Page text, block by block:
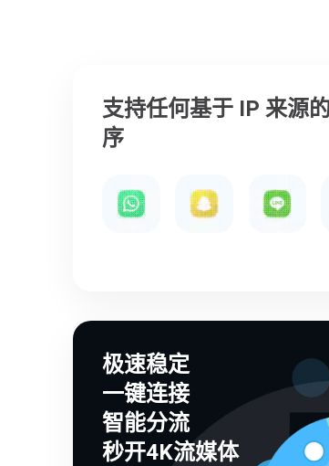
支持任何基于 IP 来源
序
极速稳定
一键连接
智能分流
秒开4K流媒体